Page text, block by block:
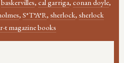
baskervilles, cal garriga, conan doyle,
, S*T*A*R, sherlock, sherlock
t magazine books